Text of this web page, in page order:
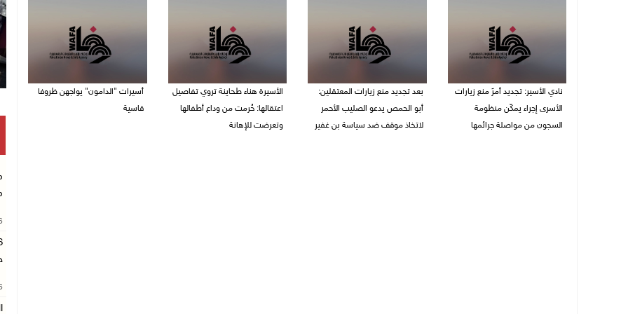
نادي الأسير: تجديد أمرَ منع زيارات
الأسرى إجراء يمكّن منظومة
السجون من مواصلة جرائمها
بعد تجديد منع زيارات المعتقلين:
أبو الحمص يدعو الصليب الأحمر
لاتخاذ موقف ضد سياسة بن غفير
الأسيرة هناء طحاينة تروي تفاصيل
اعتقالها: حُرمت من وداع أطفالها
وتعرضت للإهانة
أسيرات "الدامون" يواجهن ظروفا
قاسية